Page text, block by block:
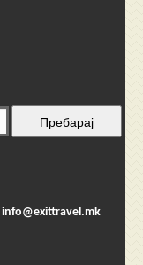
info@exittravel.mk